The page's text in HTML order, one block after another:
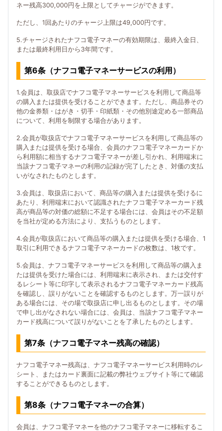
ネー残高300,000円を上限としてチャージができます。
ただし、1回あたりのチャージ上限は49,000円です。
5.チャージされたナフコ電子マネーの有効期限は、最終入金日、
または最終利用日から3年間です。
第6条（ナフコ電子マネーサービスの利用）
1.会員は、取扱店でナフコ電子マネーサービスを利用して商品等
の購入または提供を受けることができます。ただし、商品券その
他の金券類・はがき・切手・印紙類・その他別途定める一部商品
について、利用を制限する場合があります。
2.会員が取扱店でナフコ電子マネーサービスを利用して商品等の
購入または提供を受ける場合、会員のナフコ電子マネーカードか
ら利用額に相当するナフコ電子マネーが差し引かれ、利用端末に
当該ナフコ電子マネーの利用の記録が完了したとき、対価の支払
いがなされたものとします。
3.会員は、取扱店において、商品等の購入または提供を受けるに
あたり、利用端末において認識されたナフコ電子マネーカード残
高が商品等の対価の総額に不足する場合には、会員はその不足額
を当社が定める方法により、支払うものとします。
4.会員が取扱店において商品等の購入または提供を受ける場合、1
取引に利用できるナフコ電子マネーカードの枚数は、1枚です。
5.会員は、ナフコ電子マネーサービスを利用して商品等の購入ま
たは提供を受けた場合には、利用端末に表示され、または交付す
るレシート等に印字して表示されるナフコ電子マネーカード残高
を確認し、誤りがないことを確認するものとします。万一誤りが
ある場合には、その場で取扱店に申し出るものとします。その場
で申し出がなされない場合には、会員は、当該ナフコ電子マネー
カード残高について誤りがないことを了承したものとします。
第7条（ナフコ電子マネー残高の確認）
ナフコ電子マネー残高は、ナフコ電子マネーサービス利用時のレ
シート、またはカード裏面に記載の弊社ウェブサイト等にて確認
することができるものとします。
第8条（ナフコ電子マネーの合算）
会員は、ナフコ電子マネーを他のナフコ電子マネーに移転するこ